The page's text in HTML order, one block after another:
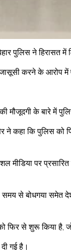
पुलिस ने हिरासत में
करने के आरोप में
मौजूदगी के बारे में
ने कहा कि पुलिस
मीडिया पर
से बोधगया समेत
फिर से शुरू किया है,
गई है।